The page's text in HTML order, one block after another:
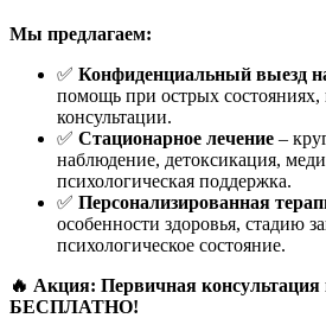
Мы предлагаем:
✅ Конфиденциальный выезд
помощь при острых
консультации.
✅ Стационарное лечение –
наблюдение, детоксикация,
психологическая поддержка.
✅ Персонализированная
особенности здоровья, стадию
психологическое состояние.
🔥 Акция: Первичная
БЕСПЛАТНО!